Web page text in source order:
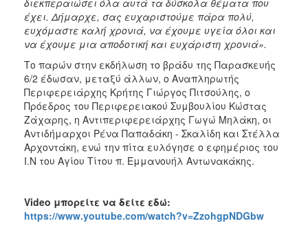
έχει. Δήμαρχε, σας ευχαριστούμε πάρα πολύ,
ευχόμαστε καλή χρονιά, να έχουμε υγεία όλοι και
να έχουμε μια αποδοτική και ευχάριστη χρονιά».
Το παρών στην εκδήλωση το βράδυ της Παρασκευής
6/2 έδωσαν, μεταξύ άλλων, ο Αναπληρωτής
Περιφερειάρχης Κρήτης Γιώργος Πιτσούλης, ο
Πρόεδρος του Περιφερειακού Συμβουλίου Κώστας
Ζάχαρης, η Αντιπεριφερειάρχης Γωγώ Μηλάκη, οι
Αντιδήμαρχοι Ρένα Παπαδάκη - Σκαλίδη και Στέλλα
Αρχοντάκη, ενώ την πίτα ευλόγησε ο εφημέριος του
Ι.Ν του Αγίου Τίτου π. Εμμανουήλ Αντωνακάκης.
Video μπορείτε να δείτε εδώ:
https://www.youtube.com/watch?v=ZzohgpNDGbw